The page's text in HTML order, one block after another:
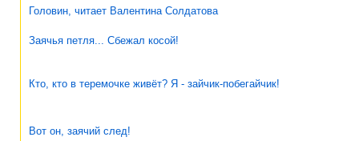
Головин, читает Валентина Солдатова
Заячья петля... Сбежал косой!
Кто, кто в теремочке живёт? Я - зайчик-побегайчик!
Вот он, заячий след!